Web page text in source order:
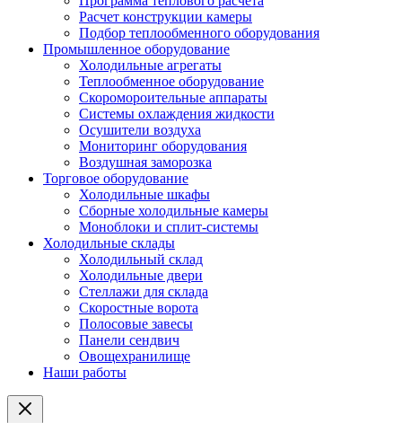
Расчет конструкции камеры
Подбор теплообменного оборудования
Промышленное оборудование
Холодильные агрегаты
Теплообменное оборудование
Скоромороительные аппараты
Системы охлаждения жидкости
Осушители воздуха
Мониторинг оборудования
Воздушная заморозка
Торговое оборудование
Холодильные шкафы
Сборные холодильные камеры
Моноблоки и сплит-системы
Холодильные склады
Холодильный склад
Холодильные двери
Стеллажи для склада
Скоростные ворота
Полосовые завесы
Панели сендвич
Овощехранилище
Наши работы